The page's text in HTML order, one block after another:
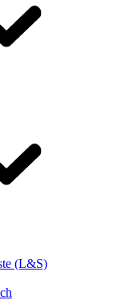
(L&S)